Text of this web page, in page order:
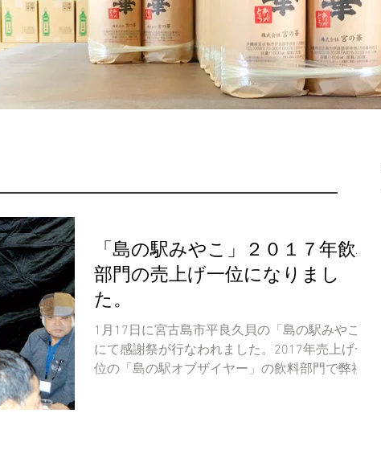
「島の駅みやこ」２０１７年飲料
部門の売上げ一位になりまし
た。
1月17日に宮古島市平良久貝の「島の駅みやこ」
にて感謝祭が行なわれました。2017年売上げ一
位の「島の駅オブザイヤー」の飲料部門で弊社